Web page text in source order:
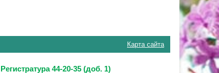
Карта сайта
Регистратура 44-20-35 (доб. 1)